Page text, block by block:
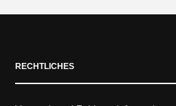
RECHTLICHES